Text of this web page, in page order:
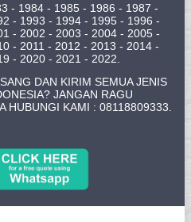
- 1984 - 1985 - 1986 - 1987 -
- 1993 - 1994 - 1995 - 1996 -
- 2002 - 2003 - 2004 - 2005 -
- 2011 - 2012 - 2013 - 2014 -
- 2020 - 2021 - 2022.
DAN KIRIM SEMUA JENIS
JANGAN RAGU
HUBUNGI KAMI : 08118809333.